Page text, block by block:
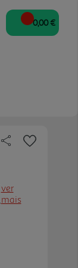
0,00 €
ver
mais